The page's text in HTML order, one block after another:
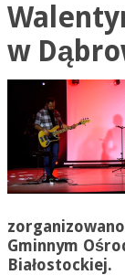
w
Gminnym
Białostockiej.